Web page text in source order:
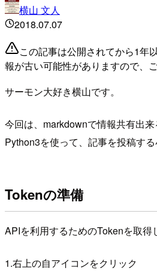
横山 文人
2018.07.07
この記事は公開されてから1年
報が古い可能性がありますので、
サーモン大好き横山です。
今回は、markdownで情報共有出
Python3を使って、記事を投稿する
Tokenの準備
APIを利用するためのTokenを取得
1.右上の自アイコンをクリック